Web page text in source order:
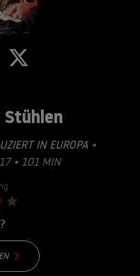
Stühlen
IN EUROPA •
• 101 MIN